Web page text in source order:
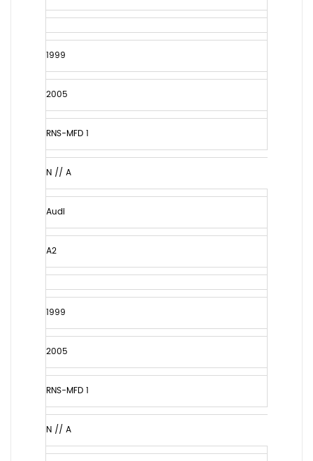
1999
2005
RNS-MFD 1
N // A
Audi
A2
1999
2005
RNS-MFD 1
N // A